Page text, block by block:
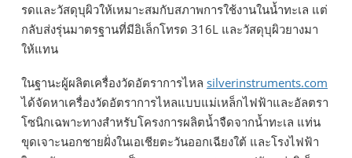
รดและวัสดุบุผิวให้เหมาะสมกับสภาพการใช้งานในน้ำทะเล แต่
กลับส่งรุ่นมาตรฐานที่มีอิเล็กโทรด 316L และวัสดุบุผิวยางมา
ให้แทน
ในฐานะผู้ผลิตเครื่องวัดอัตราการไหล silverinstruments.com
ได้จัดหาเครื่องวัดอัตราการไหลแบบแม่เหล็กไฟฟ้าและอัลตรา
โซนิกเฉพาะทางสำหรับโครงการผลิตน้ำจืดจากน้ำทะเล แท่น
ขุดเจาะนอกชายฝั่งในเอเชียตะวันออกเฉียงใต้ และโรงไฟฟ้า